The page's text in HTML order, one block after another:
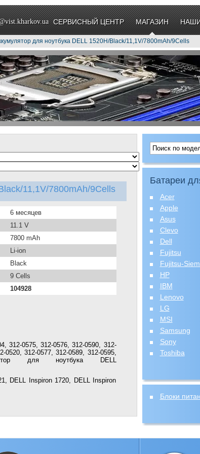
СЕРВИСНЫЙ ЦЕНТР МАГАЗИН
для ноутбука DELL 1520H/Black/11,1V/7800mAh/9Cells
Батареи
Acer
Apple
Asus
Clevo
Dell
Fujitsu
Fujitsu-
HP
IBM
Lenovo
LG
MSI
Samsung
Sony
Toshiba
Блоки
11,1V/7800mAh/9Cells
6 месяцев
11.1 V
7800 mAh
Li-ion
Black
9 Cells
104928
312-0575, 312-0576, 312-0590, 312-
0520, 312-0577, 312-0589, 312-0595,
для ноутбука DELL
DELL Inspiron 1720, DELL Inspiron